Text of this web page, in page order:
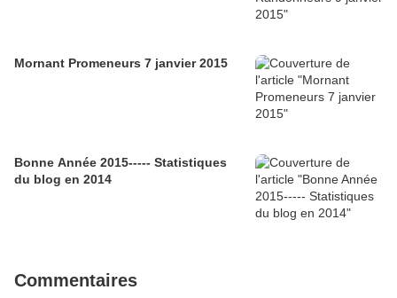
Mornant Promeneurs 7 janvier 2015
Bonne Année 2015----- Statistiques
du blog en 2014
Commentaires